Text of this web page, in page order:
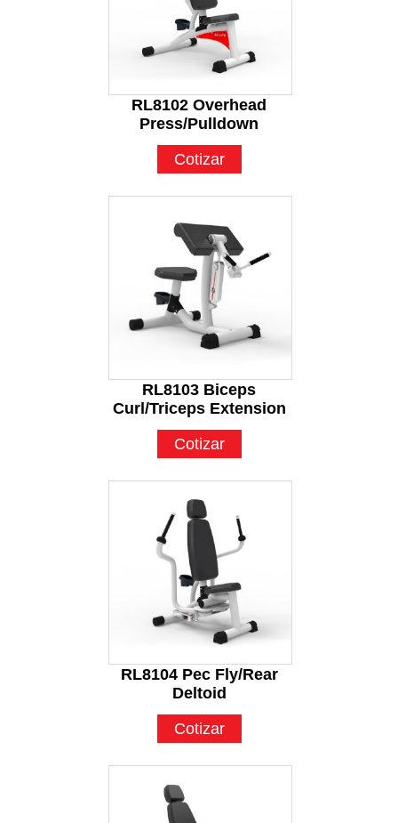
RL8102 Overhead
Press/Pulldown
Cotizar
RL8103 Biceps
Curl/Triceps Extension
Cotizar
RL8104 Pec Fly/Rear
Deltoid
Cotizar